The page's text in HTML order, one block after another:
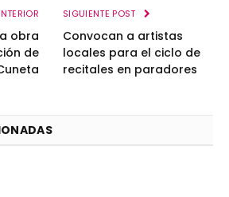
obra
de
SIGUIENTE POST
Convocan a artistas
locales para el ciclo de
recitales en paradores